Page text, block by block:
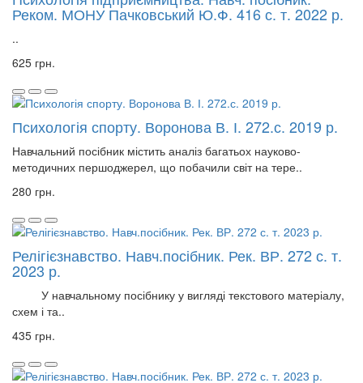
Реком. МОНУ Пачковський Ю.Ф. 416 с. т. 2022 р.
..
625 грн.
Психологія спорту. Воронова В. І. 272.с. 2019 р.
Навчальний посібник містить аналіз багатьох науково-
методичних першоджерел, що побачили світ на тере..
280 грн.
Релігієзнавство. Навч.посібник. Рек. ВР. 272 с. т.
2023 р.
У навчальному посібнику у вигляді текстового матеріалу,
схем і та..
435 грн.